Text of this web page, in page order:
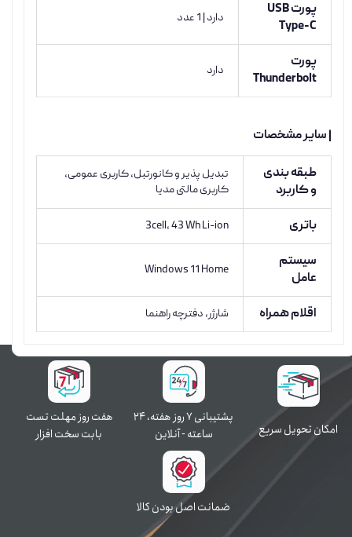
پورت USB
Type-C
دارد | 1 عدد
پورت
Thunderbolt
دارد
| سایر مشخصات
طبقه بندی
و کاربرد
تبدیل پذیر و کانورتبل, کاربری عمومی,
کاربری مالتی مدیا
باتری 3cell, 43 Wh Li-ion
سیستم
عامل
Windows 11 Home
اقلام همراه شارژر، دفترچه راهنما
اﻣﮑﺎن ﺗﺤﻮﯾﻞ سریع
پشتیبانی ۷ روز ﻫﻔﺘﻪ، ۲۴
ﺳﺎﻋﺘﻪ - آنلاین
هفت روز مهلت تست
بابت سخت افزار
ﺿﻤﺎﻧﺖ اﺻﻞ ﺑﻮدن ﮐﺎﻟﺎ